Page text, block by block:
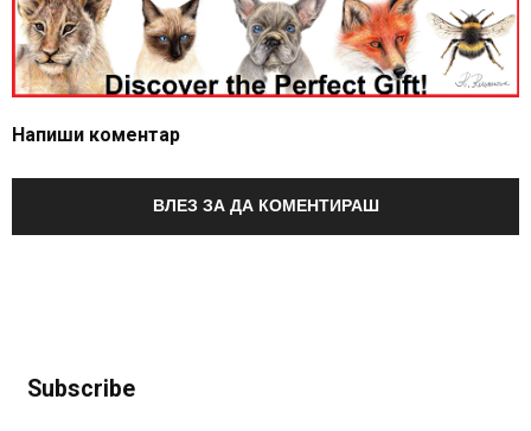
Напиши коментар
ВЛЕЗ ЗА ДА КОМЕНТИРАШ
Subscribe